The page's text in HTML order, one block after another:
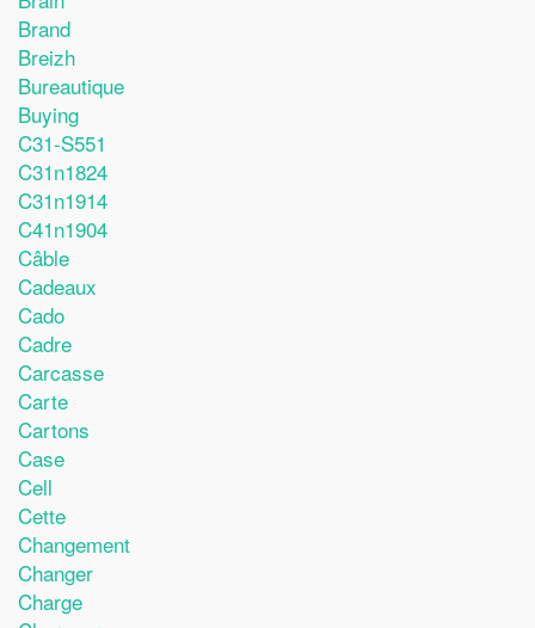
Brand
Breizh
Bureautique
Buying
C31-S551
C31n1824
C31n1914
C41n1904
Câble
Cadeaux
Cado
Cadre
Carcasse
Carte
Cartons
Case
Cell
Cette
Changement
Changer
Charge